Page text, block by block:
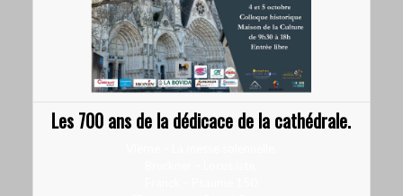
Les 700 ans de la dédicace de la cathédrale.